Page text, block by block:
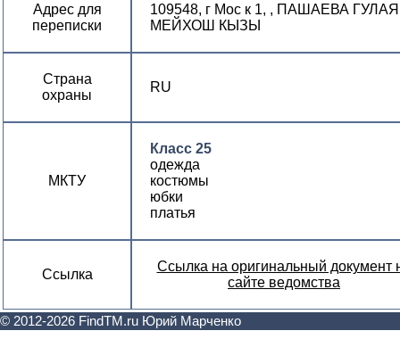
Адрес для
переписки
109548, г Мос к 1, , ПАШАЕВА ГУЛАЯ
МЕЙХОШ КЫЗЫ
Страна
охраны
RU
МКТУ
Класс 25
одежда
костюмы
юбки
платья
Ссылка
Ссылка на оригинальный документ
сайте ведомства
© 2012-2026 FindTM.ru Юрий Марченко